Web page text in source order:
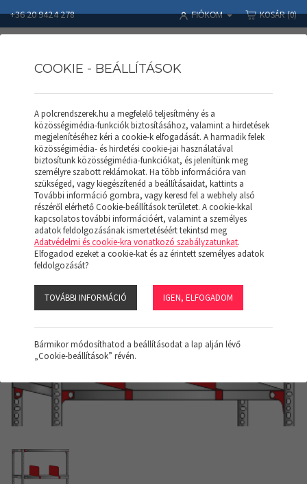
+36 20 9424 278 FIÓKOM KOSÁR(0)
Polcrendszerek Termékek SALGÓ POLCSALGÓ POLC
Polcosztó 381 (Horganyzott)
COOKIE - BEÁLLÍTÁSOK
A polcrendszerek.hu a megfelelő teljesítmény és a
közösségimédia-funkciók biztosításához, valamint a hirdetések
megjelenítéséhez kéri a cookie-k elfogadását. A harmadik felek
közösségimédia- és hirdetési cookie-jai használatával
biztosítunk közösségimédia-funkciókat, és jelenítünk meg
személyre szabott reklámokat. Ha több információra van
szükséged, vagy kiegészítenéd a beállításaidat, kattints a
További információ gombra, vagy keresd fel a webhely alsó
részéről elérhető Cookie-beállítások területet. A cookie-kkal
kapcsolatos további információért, valamint a személyes
adatok feldolgozásának ismertetéséért tekintsd meg
Adatvédelmi és cookie-kra vonatkozó szabályzatunkat.
Elfogadod ezeket a cookie-kat és az érintett személyes adatok
feldolgozását?
TOVÁBBI INFORMÁCIÓ IGEN, ELFOGADOM
Bármikor módosíthatod a beállításodat a lap alján lévő
„Cookie-beállítások” révén.